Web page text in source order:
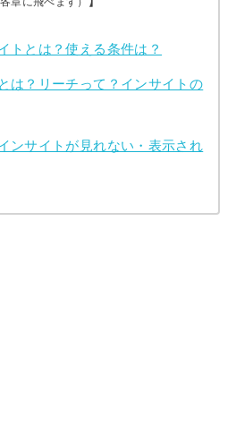
トとは？使える条件は？
は？リーチって？インサイトの
ンサイトが見れない・表示され